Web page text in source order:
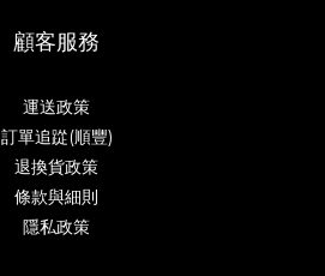
顧客服務
運送政策
訂單追踨(順豐)
退換貨政策
條款與細則
隱私政策